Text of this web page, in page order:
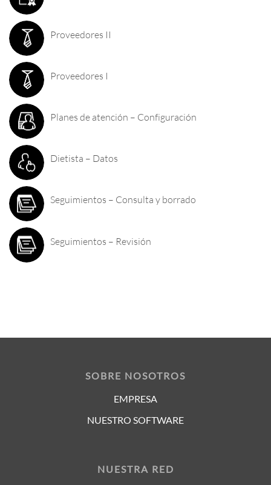
Proveedores II
Proveedores I
Planes de atención – Configuración
Dietista – Datos
Seguimientos – Consulta y borrado
Seguimientos – Revisión
SOBRE NOSOTROS
EMPRESA
NUESTRO SOFTWARE
NUESTRA RED